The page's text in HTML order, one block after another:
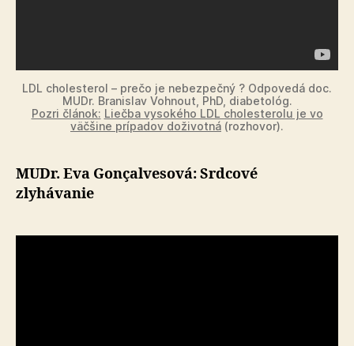
LDL cholesterol – prečo je nebezpečný ? Odpovedá doc.
MUDr. Branislav Vohnout, PhD, diabetológ.
Pozri článok: Liečba vysokého LDL cholesterolu je vo
väčšine prípadov doživotná (rozhovor).
MUDr. Eva Gonçalvesová: Srdcové
zlyhávanie